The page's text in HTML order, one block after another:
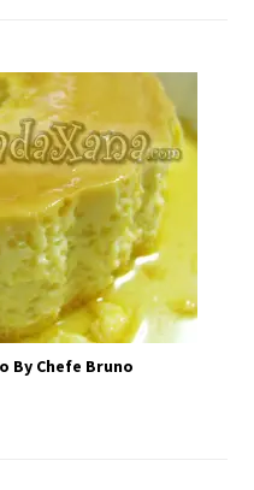
By Chefe Bruno